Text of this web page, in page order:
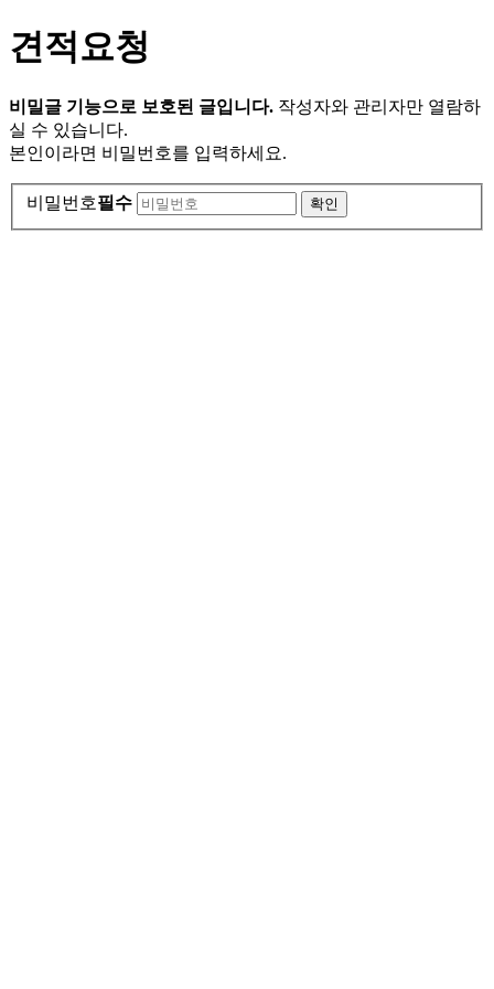
견적요청
비밀글 기능으로 보호된 글입니다. 작성자와 관리자만 열람하
실 수 있습니다.
본인이라면 비밀번호를 입력하세요.
비밀번호필수